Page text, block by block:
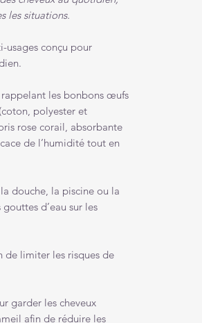
les situations.
conçu pour
les bonbons œufs
polyester et
rose corail, absorbante
de l’humidité tout en
douche, la piscine ou la
d’eau sur les
de limiter les risques de
garder les cheveux
afin de réduire les